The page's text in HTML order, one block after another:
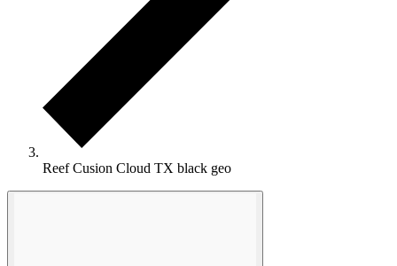
Reef Cusion Cloud TX black geo